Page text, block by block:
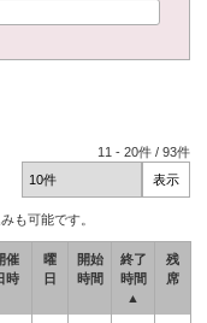
11 -20件 /93件
も可能です。
催
時
曜
日
開始
時間
終了
時間
▲
残
席